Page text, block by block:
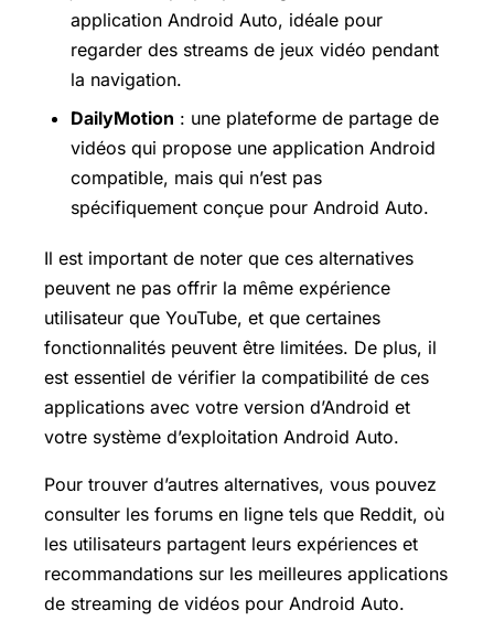
application Android Auto, idéale pour
regarder des streams de jeux vidéo pendant
la navigation.
DailyMotion : une plateforme de partage de
vidéos qui propose une application Android
compatible, mais qui n’est pas
spécifiquement conçue pour Android Auto.
Il est important de noter que ces alternatives
peuvent ne pas offrir la même expérience
utilisateur que YouTube, et que certaines
fonctionnalités peuvent être limitées. De plus, il
est essentiel de vérifier la compatibilité de ces
applications avec votre version d’Android et
votre système d’exploitation Android Auto.
Pour trouver d’autres alternatives, vous pouvez
consulter les forums en ligne tels que Reddit, où
les utilisateurs partagent leurs expériences et
recommandations sur les meilleures applications
de streaming de vidéos pour Android Auto.